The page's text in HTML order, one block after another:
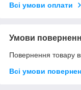
Всі умови оплати
Умови
Повернення товару
Всі умови